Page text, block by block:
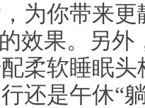
为你带来
效果。另
柔软睡眠
还是午休“